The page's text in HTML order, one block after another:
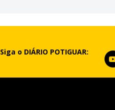
Siga o DIÁRIO POTIGUAR: